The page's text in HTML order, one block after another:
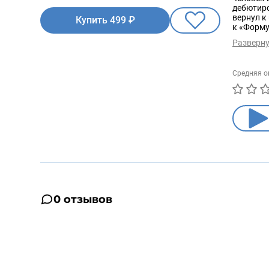
Купить 499 ₽
вернул
к
великий
Средняя
0 отзывов